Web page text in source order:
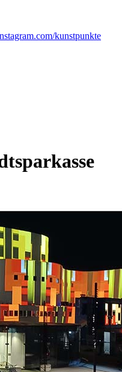
kunstpunkte